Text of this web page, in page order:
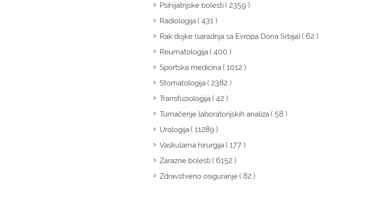
Psihijatrijske bolesti( 2359 )
Radiologija( 431 )
Rak dojke (saradnja sa Evropa Dona Srbija)( 62 )
Reumatologija( 400 )
Sportska medicina( 1012 )
Stomatologija( 2382 )
Transfuziologija( 42 )
Tumačenje laboratorijskih analiza( 58 )
Urologija( 11289 )
Vaskularna hirurgija( 177 )
Zarazne bolesti( 6152 )
Zdravstveno osiguranje( 82 )